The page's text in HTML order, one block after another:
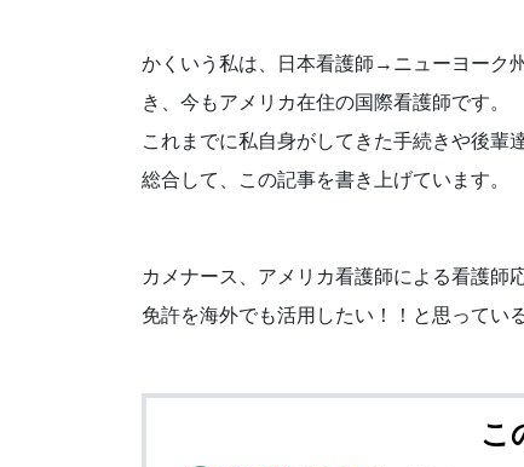
かくいう私は、日本看護師→ニューヨーク
き、今もアメリカ在住の国際看護師です。
これまでに私自身がしてきた手続きや後輩
総合して、この記事を書き上げています。
カメナース、アメリカ看護師による看護師
免許を海外でも活用したい！！と思ってい
こ